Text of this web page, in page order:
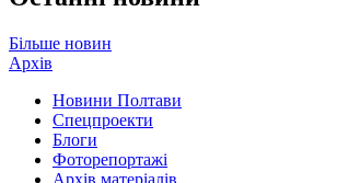
Більше новин
Архів
Новини Полтави
Спецпроекти
Блоги
Фоторепортажі
Архів матеріалів